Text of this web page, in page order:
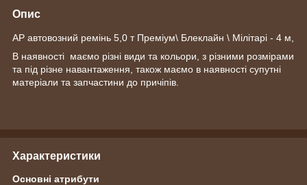
Опис
АР автовозний ремінь 5,0 т Преміум\ Блеклайн \ Мілітарі - 4 м,
В наявності маємо різні види та кольори, з різними розмірами
та під різне навантаження, також маємо в наявності супутні
матеріали та запчастини до причіпів.
Характеристики
Основні атрибути